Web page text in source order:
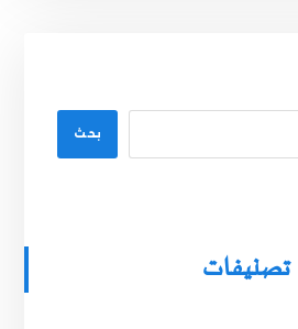
بحث
تصنيفات